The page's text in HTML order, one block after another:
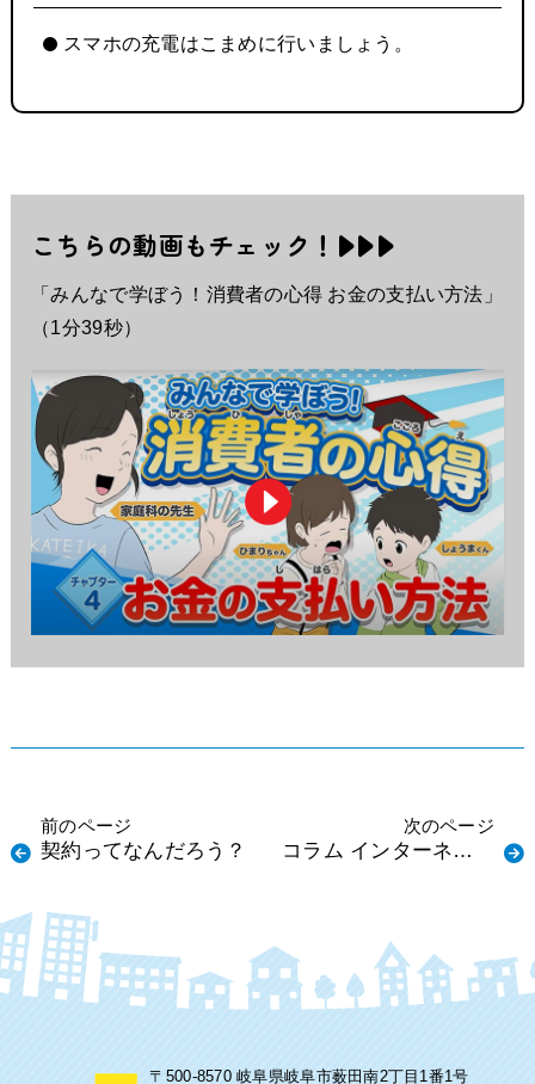
スマホの充電はこまめに行いましょう。
こちらの動画もチェック！
「みんなで学ぼう！消費者の心得 お金の支払い方法」
（1分39秒）
次のページ
コラム インターネット
前のページ
契約ってなんだろう？
〒500-8570 岐阜県岐阜市薮田南2丁目1番1号